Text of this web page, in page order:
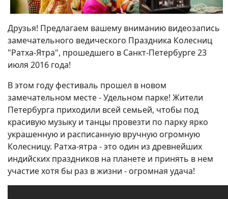
Друзья! Предлагаем вашему вниманию видеозапись
замечательного ведического Праздника Колесниц
"Ратха-Ятра", прошедшего в Санкт-Петербурге 23
июля 2016 года!
В этом году фестиваль прошел в новом
замечательном месте - Удельном парке! Жители
Петербурга приходили всей семьей, чтобы под
красивую музыку и танцы провезти по парку ярко
украшенную и расписанную вручную огромную
Колесницу. Ратха-ятра - это один из древнейших
индийских праздников на планете и принять в нем
участие хотя бы раз в жизни - огромная удача!